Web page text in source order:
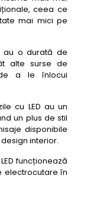
ceea ce
mai mici pe
au o durată de
alte surse de
a le înlocui
cu LED au un
un plus de stil
disponibile
interior.
funcționează
electrocutare în